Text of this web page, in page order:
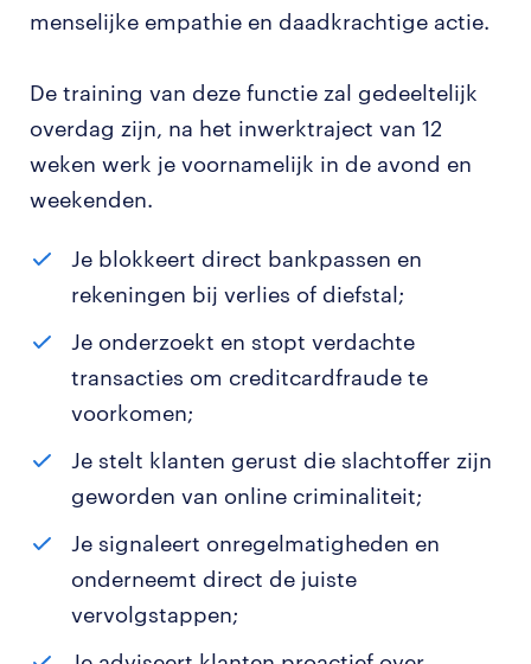
menselijke empathie en daadkrachtige actie.
De training van deze functie zal gedeeltelijk
overdag zijn, na het inwerktraject van 12
weken werk je voornamelijk in de avond en
weekenden.
Je blokkeert direct bankpassen en
rekeningen bij verlies of diefstal;
Je onderzoekt en stopt verdachte
transacties om creditcardfraude te
voorkomen;
Je stelt klanten gerust die slachtoffer zijn
geworden van online criminaliteit;
Je signaleert onregelmatigheden en
onderneemt direct de juiste
vervolgstappen;